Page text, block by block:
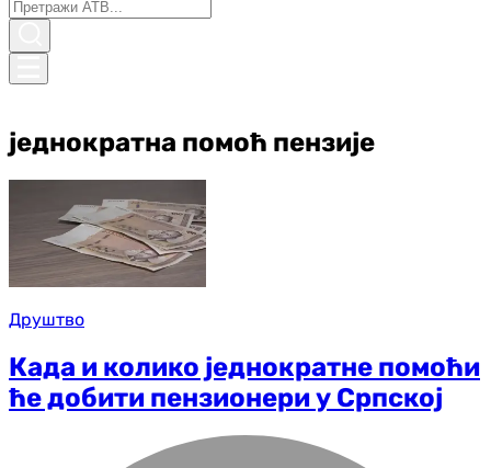
једнократна помоћ пензије
Друштво
Када и колико једнократне помоћи
ће добити пензионери у Српској